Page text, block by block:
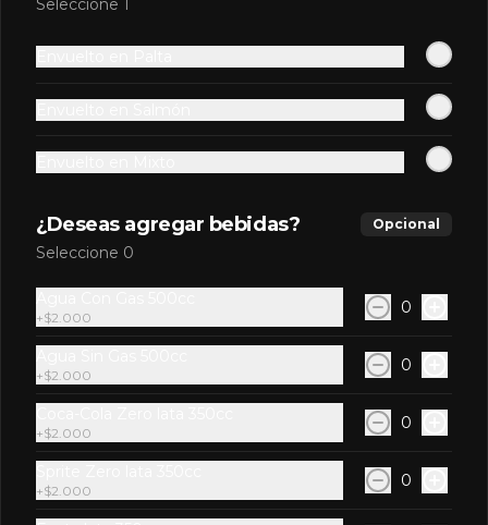
Pollo furai, queso crema, cubierto en
$6.900
Maguro Furai Roll
spicy.
$7.900
Seleccione 1
¿Deseas agregar bebidas? Opcional
Seleccione 0
+$2.000
0
+$2.000
0
+$2.000
0
+$2.000
0